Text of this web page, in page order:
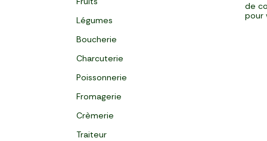
Légumes
Boucherie
Charcuterie
Poissonnerie
Fromagerie
Crèmerie
Traiteur
de
pour